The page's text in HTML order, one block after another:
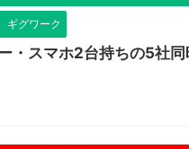
ギグワーク
・スマホ2台持ちの5社同